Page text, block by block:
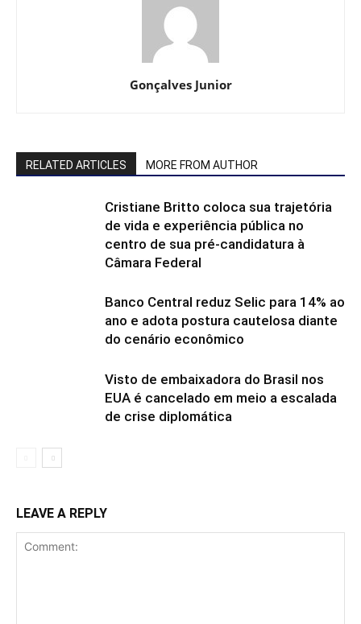
Gonçalves Junior
RELATED ARTICLES MORE FROM AUTHOR
Cristiane Britto coloca sua trajetória
de vida e experiência pública no
centro de sua pré-candidatura à
Câmara Federal
Banco Central reduz Selic para 14% ao
ano e adota postura cautelosa diante
do cenário econômico
Visto de embaixadora do Brasil nos
EUA é cancelado em meio a escalada
de crise diplomática
LEAVE A REPLY